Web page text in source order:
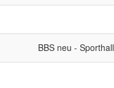
BBS neu -